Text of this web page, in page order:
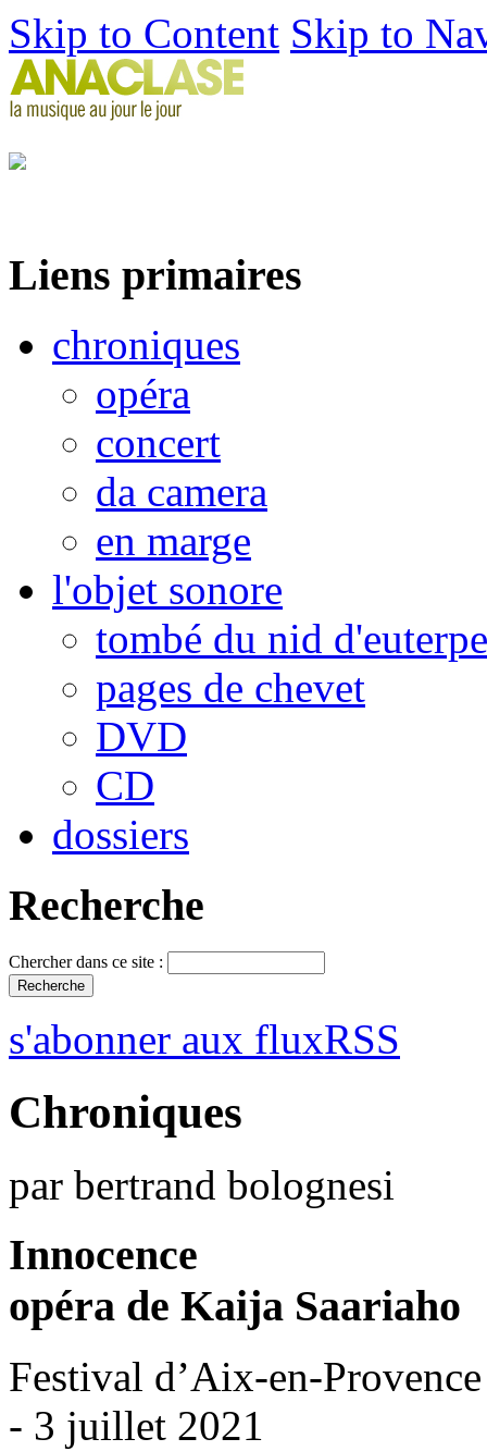
Skip to Content Skip to
Liens primaires
chroniques
opéra
concert
da camera
en marge
l'objet sonore
tombé du nid d'euterpe
pages de chevet
DVD
CD
dossiers
Recherche
Chercher dans ce site :
s'abonner aux fluxRSS
Chroniques
par bertrand bolognesi
Innocence
opéra de Kaija Saariaho
Festival d’Aix-en-
- 3 juillet 2021